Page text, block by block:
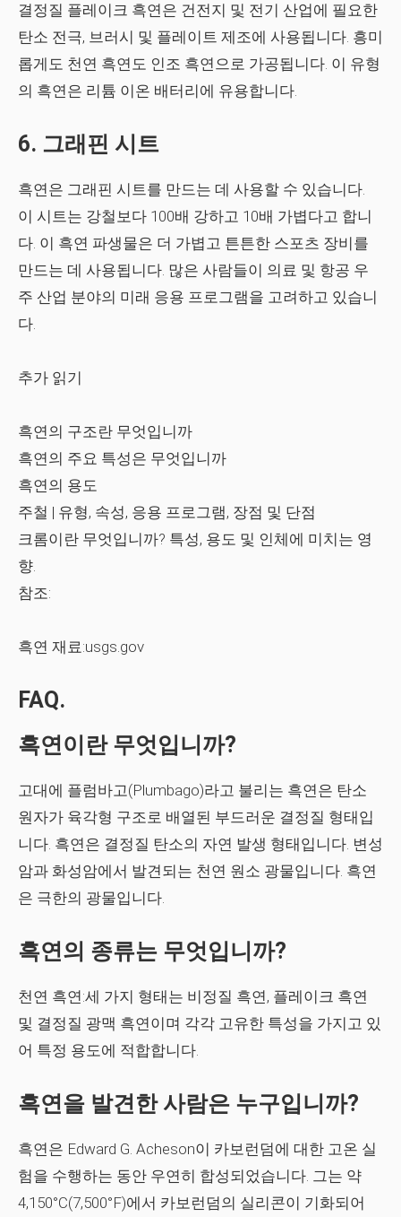
결정질 플레이크 흑연은 건전지 및 전기 산업에 필요한
탄소 전극, 브러시 및 플레이트 제조에 사용됩니다. 흥미
롭게도 천연 흑연도 인조 흑연으로 가공됩니다. 이 유형
의 흑연은 리튬 이온 배터리에 유용합니다.
6. 그래핀 시트
흑연은 그래핀 시트를 만드는 데 사용할 수 있습니다.
이 시트는 강철보다 100배 강하고 10배 가볍다고 합니
다. 이 흑연 파생물은 더 가볍고 튼튼한 스포츠 장비를
만드는 데 사용됩니다. 많은 사람들이 의료 및 항공 우
주 산업 분야의 미래 응용 프로그램을 고려하고 있습니
다.
추가 읽기
흑연의 구조란 무엇입니까
흑연의 주요 특성은 무엇입니까
흑연의 용도
주철 | 유형, 속성, 응용 프로그램, 장점 및 단점
크롬이란 무엇입니까? 특성, 용도 및 인체에 미치는 영
향.
참조:
흑연 재료:usgs.gov
FAQ.
흑연이란 무엇입니까?
고대에 플럼바고(Plumbago)라고 불리는 흑연은 탄소
원자가 육각형 구조로 배열된 부드러운 결정질 형태입
니다. 흑연은 결정질 탄소의 자연 발생 형태입니다. 변성
암과 화성암에서 발견되는 천연 원소 광물입니다. 흑연
은 극한의 광물입니다.
흑연의 종류는 무엇입니까?
천연 흑연:세 가지 형태는 비정질 흑연, 플레이크 흑연
및 결정질 광맥 흑연이며 각각 고유한 특성을 가지고 있
어 특정 용도에 적합합니다.
흑연을 발견한 사람은 누구입니까?
흑연은 Edward G. Acheson이 카보런덤에 대한 고온 실
험을 수행하는 동안 우연히 합성되었습니다. 그는 약
4,150°C(7,500°F)에서 카보런덤의 실리콘이 기화되어